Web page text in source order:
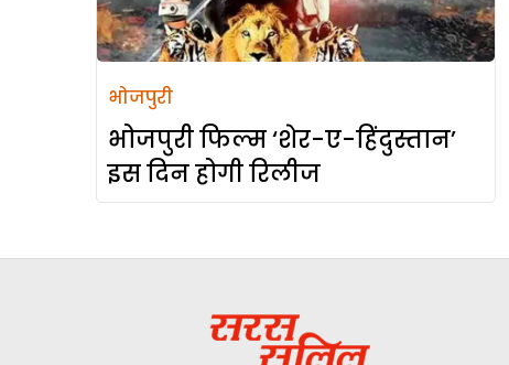
भोजपुरी
भोजपुरी फिल्म ‘शेर-ए-हिंदुस्तान’
इस दिन होगी रिलीज